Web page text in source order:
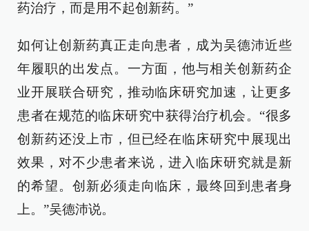
药治疗，而是用不起创新药。”
如何让创新药真正走向患者，成为吴德沛近些
年履职的出发点。一方面，他与相关创新药企
业开展联合研究，推动临床研究加速，让更多
患者在规范的临床研究中获得治疗机会。“很多
创新药还没上市，但已经在临床研究中展现出
效果，对不少患者来说，进入临床研究就是新
的希望。创新必须走向临床，最终回到患者身
上。”吴德沛说。